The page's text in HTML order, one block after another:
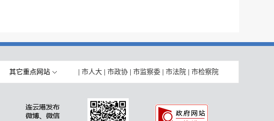
其它重点网站 市人大 市政协 市监察委 市法院 市检察院